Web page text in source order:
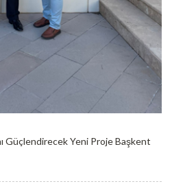
Güçlendirecek Yeni Proje Başkent